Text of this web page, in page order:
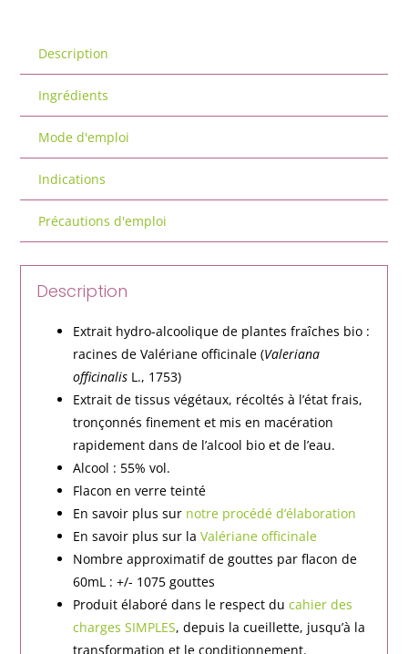
Description
Ingrédients
Mode d'emploi
Indications
Précautions d'emploi
Description
Extrait hydro-alcoolique de plantes fraîches bio :
racines de Valériane officinale (Valeriana
officinalisL., 1753)
Extrait de tissus végétaux, récoltés à l’état frais,
tronçonnés finement et mis en macération
rapidement dans de l’alcool bio et de l’eau.
Alcool : 55% vol.
Flacon en verre teinté
En savoir plus sur notre procédé d’élaboration
En savoir plus sur la Valériane officinale
Nombre approximatif de gouttes par flacon de
60mL : +/- 1075 gouttes
Produit élaboré dans le respect du cahier des
charges SIMPLES, depuis la cueillette, jusqu’à la
transformation et le conditionnement.